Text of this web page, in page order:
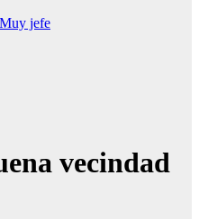
jefe
vecindad